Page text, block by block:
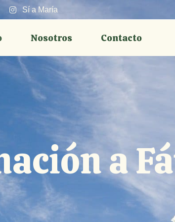
Sí a María
Nosotros Contacto
a